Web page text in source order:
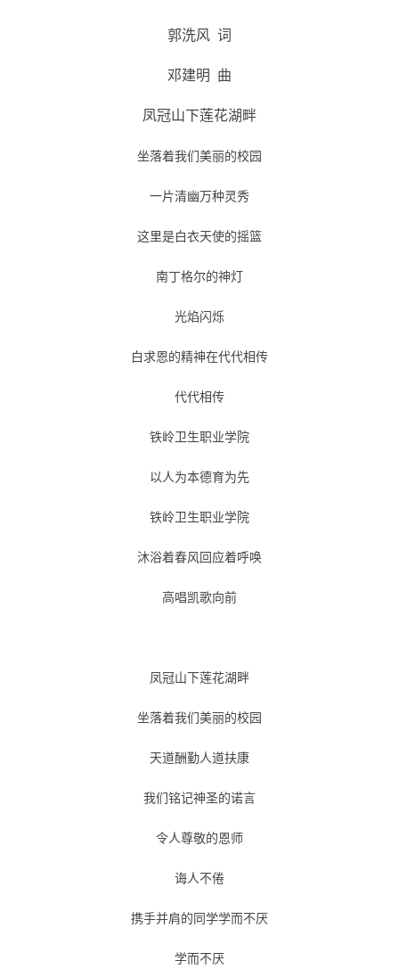
郭洗风 词
邓建明 曲
凤冠山下莲花湖畔
坐落着我们美丽的校园
一片清幽万种灵秀
这里是白衣天使的摇篮
南丁格尔的神灯
光焰闪烁
白求恩的精神在代代相传
代代相传
铁岭卫生职业学院
以人为本德育为先
铁岭卫生职业学院
沐浴着春风回应着呼唤
高唱凯歌向前
凤冠山下莲花湖畔
坐落着我们美丽的校园
天道酬勤人道扶康
我们铭记神圣的诺言
令人尊敬的恩师
诲人不倦
携手并肩的同学学而不厌
学而不厌